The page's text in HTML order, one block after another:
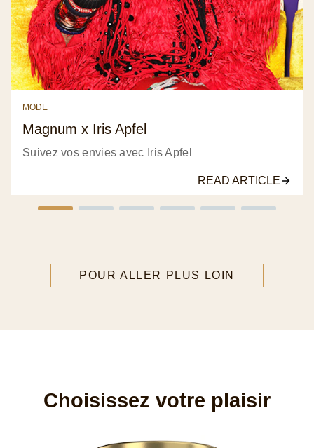
MODE
Magnum x Iris Apfel
Suivez vos envies avec Iris Apfel
READ ARTICLE
POUR ALLER PLUS LOIN
Choisissez votre plaisir